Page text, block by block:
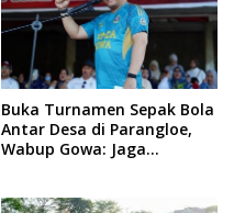
Buka Turnamen Sepak Bola
Antar Desa di Parangloe,
Wabup Gowa: Jaga